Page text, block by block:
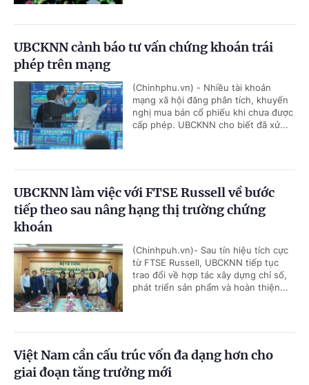
UBCKNN cảnh báo tư vấn chứng khoán trái
phép trên mạng
(Chinhphu.vn) - Nhiều tài khoản
mạng xã hội đăng phân tích, khuyến
nghị mua bán cổ phiếu khi chưa được
cấp phép. UBCKNN cho biết đã xử...
UBCKNN làm việc với FTSE Russell về bước
tiếp theo sau nâng hạng thị trường chứng
khoán
(Chinhpuh.vn)- Sau tín hiệu tích cực
từ FTSE Russell, UBCKNN tiếp tục
trao đổi về hợp tác xây dựng chỉ số,
phát triển sản phẩm và hoàn thiện...
Việt Nam cần cấu trúc vốn đa dạng hơn cho
giai đoạn tăng trưởng mới